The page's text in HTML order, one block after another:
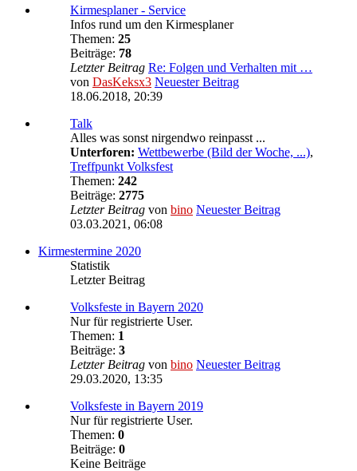
Kirmesplaner - Service
Infos rund um den Kirmesplaner
Themen: 25
Beiträge: 78
Letzter Beitrag Re: Folgen und Verhalten mit …
von DasKeksx3 Neuester Beitrag
18.06.2018, 20:39
Talk
Alles was sonst nirgendwo reinpasst ...
Unterforen: Wettbewerbe (Bild der Woche, ...),
Treffpunkt Volksfest
Themen: 242
Beiträge: 2775
Letzter Beitrag von bino Neuester Beitrag
03.03.2021, 06:08
Kirmestermine 2020
Statistik
Letzter Beitrag
Volksfeste in Bayern 2020
Nur für registrierte User.
Themen: 1
Beiträge: 3
Letzter Beitrag von bino Neuester Beitrag
29.03.2020, 13:35
Volksfeste in Bayern 2019
Nur für registrierte User.
Themen: 0
Beiträge: 0
Keine Beiträge